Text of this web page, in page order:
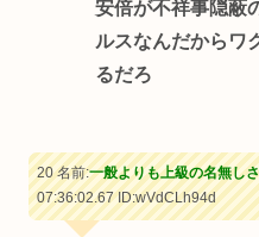
安倍が不祥事隠蔽
ルスなんだからワ
るだろ
20 名前:一般よりも上級の名無し
07:36:02.67ID:wVdCLh94d